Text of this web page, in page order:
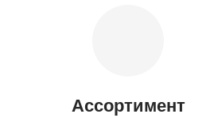
Ассортимент